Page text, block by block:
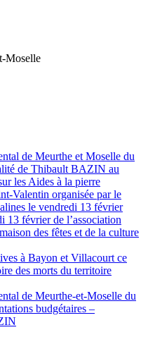
Moselle
de Meurthe et Moselle du
de Thibault BAZIN au
les Aides à la pierre
Valentin organisée par le
le vendredi 13 février
13 février de l’association
des fêtes et de la culture
à Bayon et Villacourt ce
des morts du territoire
de Meurthe-et-Moselle du
budgétaires –